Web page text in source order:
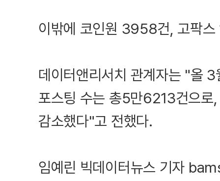
이밖에 코인원 3958건, 고팍
데이터앤리서치 관계자는 "올
포스팅 수는 총5만6213건으
감소했다"고 전했다.
임예린 빅데이터뉴스 기자